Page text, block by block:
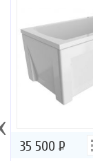
35 500 Р